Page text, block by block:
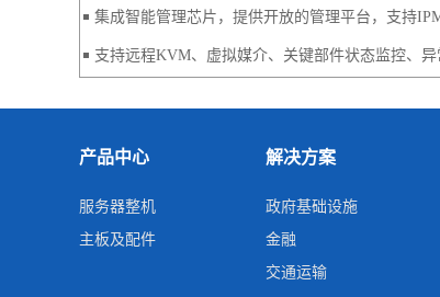
￭ 集成智能管理芯片，提供开放的管理平台，支持
￭ 支持远程KVM、虚拟媒介、关键部件状态监控、
产品中心
服务器整机
主板及配件
解决方案
政府基础设施
金融
交通运输